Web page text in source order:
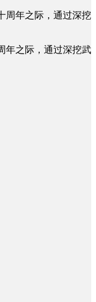
周年之际，通过深挖
年之际，通过深挖武